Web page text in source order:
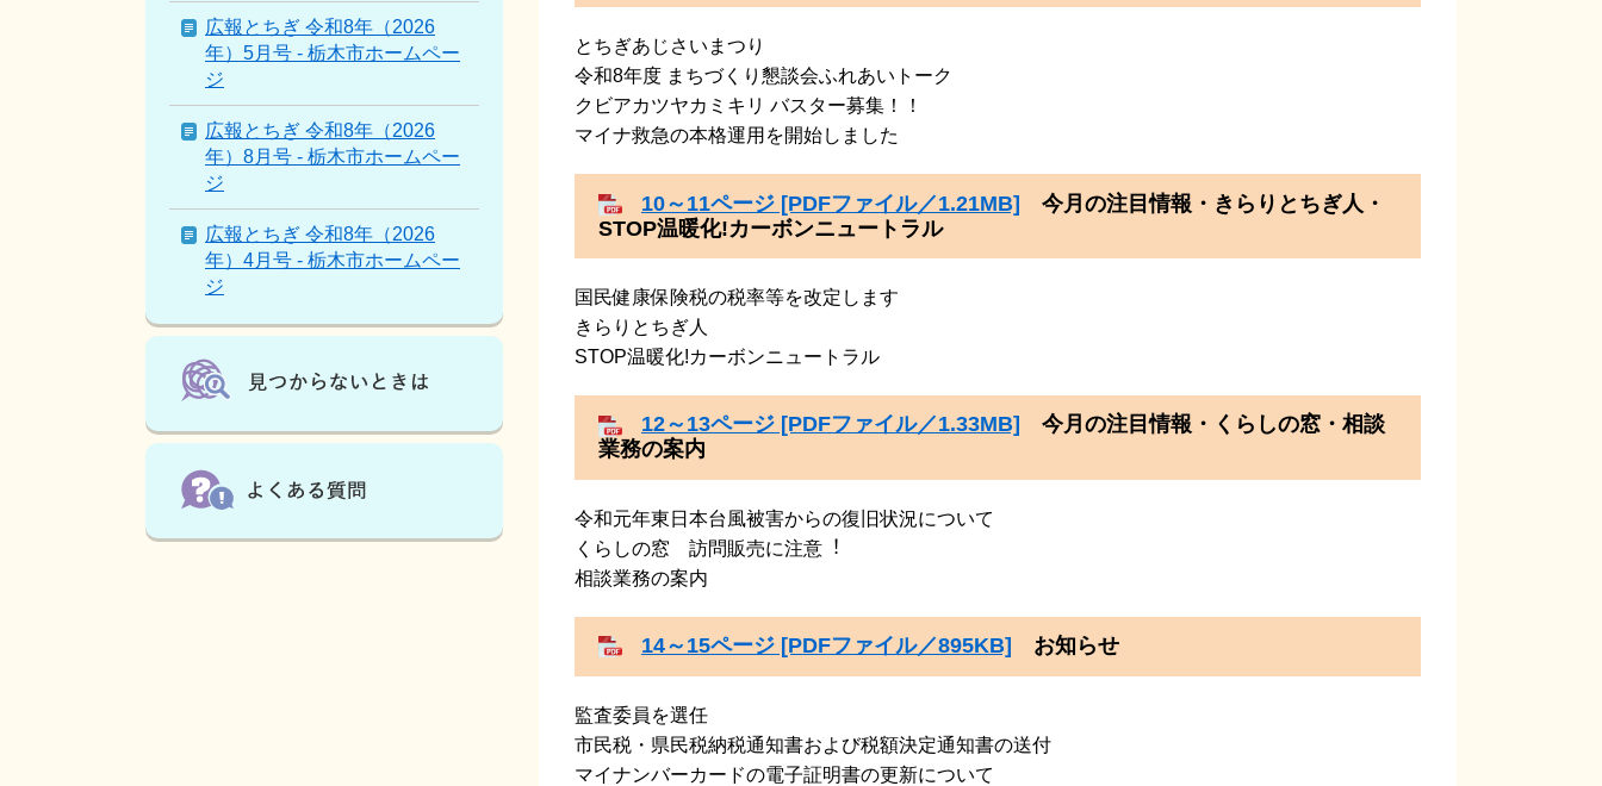
とちぎあじさいまつり
​令和8年度 まちづくり懇談会ふれあいトーク
​クビアカツヤカミキリ バスター募集！！
​マイナ救急の本格運用を開始しました
10～11ページ [PDFファイル／1.21MB] 今月の注目情報・きらりとちぎ人・
STOP温暖化!カーボンニュートラル
国民健康保険税の税率等を改定します
きらりとちぎ人
STOP温暖化!カーボンニュートラル
12～13ページ [PDFファイル／1.33MB]
今月の注目情報・くらしの窓・相談
業務の案内
令和元年東日本台風被害からの復旧状況について
くらしの窓 訪問販売に注意︕
​相談業務の案内
14～15ページ [PDFファイル／895KB] お知らせ
監査委員を選任
​市民税・県民税納税通知書および税額決定通知書の送付
​マイナンバーカードの電子証明書の更新について
ま
す
広報とちぎ 令和8年（2026
年）5月号 - 栃木市ホームペー
ジ
広報とちぎ 令和8年（2026
年）8月号 - 栃木市ホームペー
ジ
広報とちぎ 令和8年（2026
年）4月号 - 栃木市ホームペー
ジ